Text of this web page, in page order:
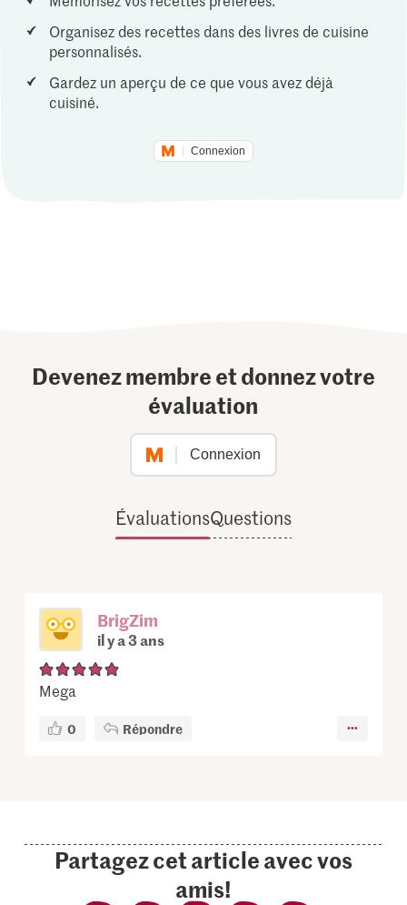
Organisez des recettes dans des livres de cuisine
personnalisés.
Gardez un aperçu de ce que vous avez déjà
cuisiné.
Connexion
Devenez membre et donnez votre
évaluation
Connexion
ÉvaluationsQuestions
BrigZim
il y a 3 ans
Mega
0 Répondre
Partagez cet article avec vos
amis!